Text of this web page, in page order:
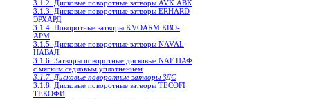
3.1.2. Дисковые поворотные затворы AVK АВК
3.1.3. Дисковые поворотные затворы ERHARD
ЭРХАРД
3.1.4. Поворотные затворы KVOARM КВО-
АРМ
3.1.5. Дисковые поворотные затворы NAVAL
НАВАЛ
3.1.6. Затворы поворотные дисковые NAF НАФ
с мягким седловым уплотнением
3.1.7. Дисковые поворотные затворы ЗДС
3.1.8. Дисковые поворотные затворы TECOFI
ТЕКОФИ